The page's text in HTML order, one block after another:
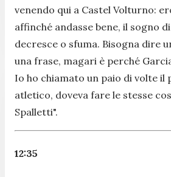
venendo qui a Castel Volturno:
affinché andasse bene, il sogno
decresce o sfuma. Bisogna dire
una frase, magari è perché
Io ho chiamato un paio di volte
atletico, doveva fare le stesse
Spalletti".
12:35